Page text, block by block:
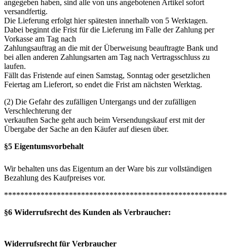
angegeben haben, sind alle von uns angebotenen Artikel sofort
versandfertig.
Die Lieferung erfolgt hier spätesten innerhalb von 5 Werktagen.
Dabei beginnt die Frist für die Lieferung im Falle der Zahlung per
Vorkasse am Tag nach
Zahlungsauftrag an die mit der Überweisung beauftragte Bank und
bei allen anderen Zahlungsarten am Tag nach Vertragsschluss zu
laufen.
Fällt das Fristende auf einen Samstag, Sonntag oder gesetzlichen
Feiertag am Lieferort, so endet die Frist am nächsten Werktag.
(2) Die Gefahr des zufälligen Untergangs und der zufälligen
Verschlechterung der
verkauften Sache geht auch beim Versendungskauf erst mit der
Übergabe der Sache an den Käufer auf diesen über.
§5 Eigentumsvorbehalt
Wir behalten uns das Eigentum an der Ware bis zur vollständigen
Bezahlung des Kaufpreises vor.
§6 Widerrufsrecht des Kunden als Verbraucher:
Widerrufsrecht für Verbraucher